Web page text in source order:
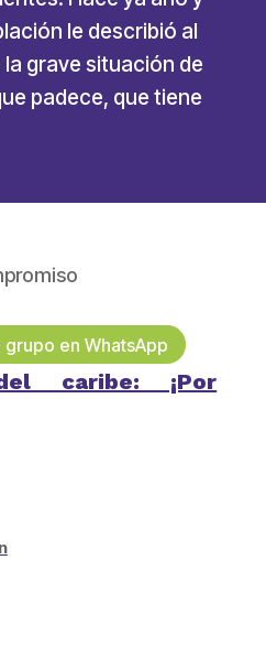
le describió al
grave situación de
padece, que tiene
en WhatsApp
caribe: ¡Por